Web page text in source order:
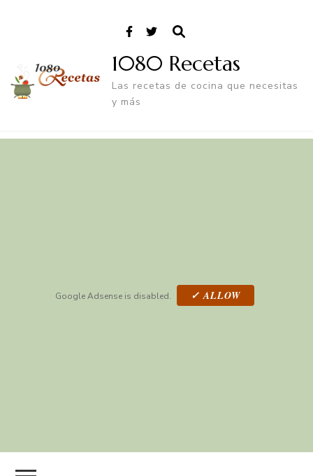
1080 Recetas
Las recetas de cocina que necesitas
y más
Google Adsense is disabled. ✓ ALLOW